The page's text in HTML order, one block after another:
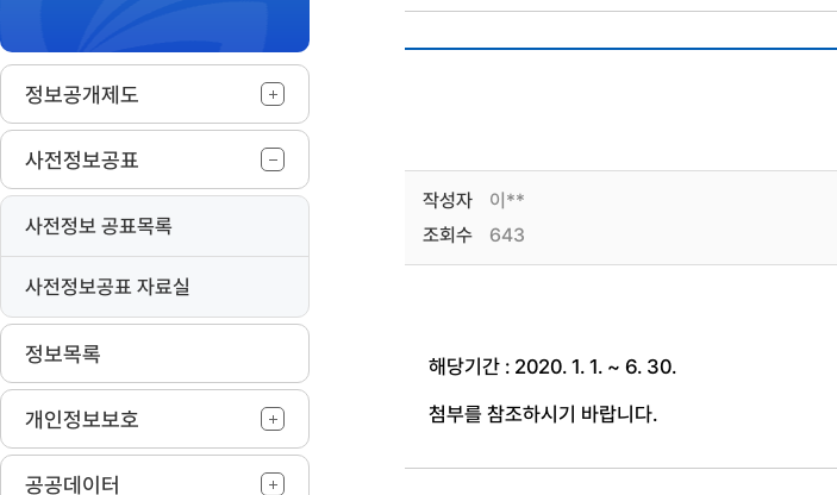
정보공개제도
사전정보공표
사전정보 공표목록
사전정보공표 자료실
정보목록
개인정보보호
공공데이터
작성자
이**
조회수
643
해당기간 : 2020. 1. 1. ~ 6. 30.
첨부를 참조하시기 바랍니다.